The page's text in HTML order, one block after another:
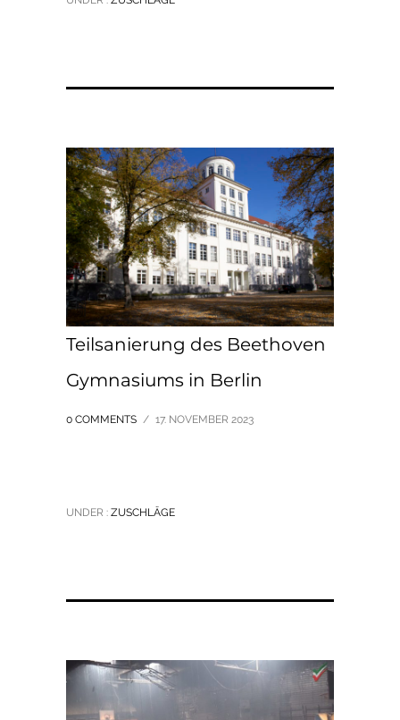
Teilsanierung des Beethoven
Gymnasiums in Berlin
0 COMMENTS / 17. NOVEMBER 2023
UNDER : ZUSCHLÄGE